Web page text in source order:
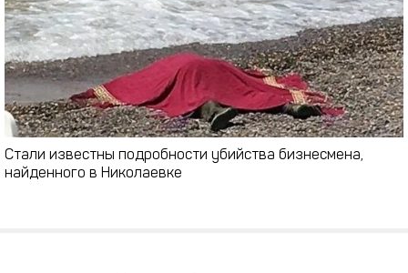
Стали известны подробности убийства бизнесмена,
найденного в Николаевке